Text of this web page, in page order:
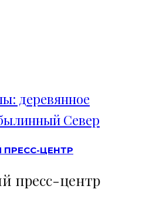
деревянное
Север
ПРЕСС-ЦЕНТР
пресс-центр